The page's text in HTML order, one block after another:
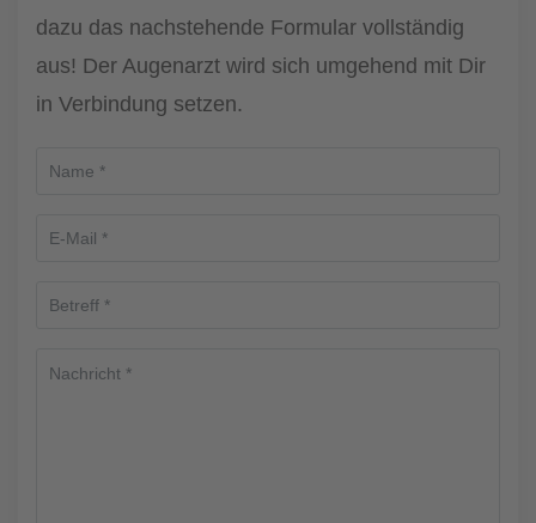
dazu das nachstehende Formular vollständig
aus! Der Augenarzt wird sich umgehend mit Dir
in Verbindung setzen.